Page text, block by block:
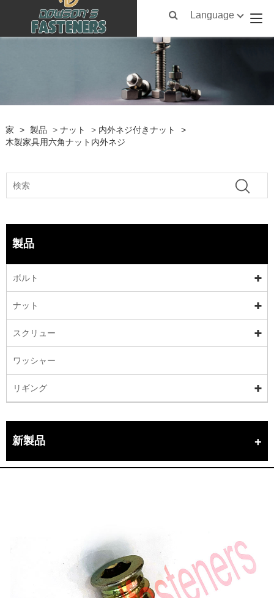
Language
家 > 製品 > ナット > 内外ネジ付きナット
>
木製家具用六角ナット内外ネジ
製品
ボルト
ナット
スクリュー
ワッシャー
リギング
新製品